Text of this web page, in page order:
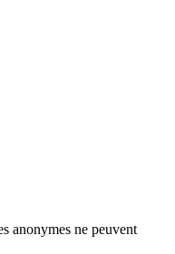
anonymes ne peuvent